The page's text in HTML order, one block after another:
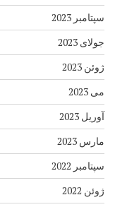
سپتامبر 2023
جولای 2023
ژوئن 2023
می 2023
آوریل 2023
مارس 2023
سپتامبر 2022
ژوئن 2022